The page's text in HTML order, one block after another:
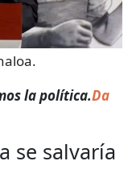
la política.Da
se salvaría